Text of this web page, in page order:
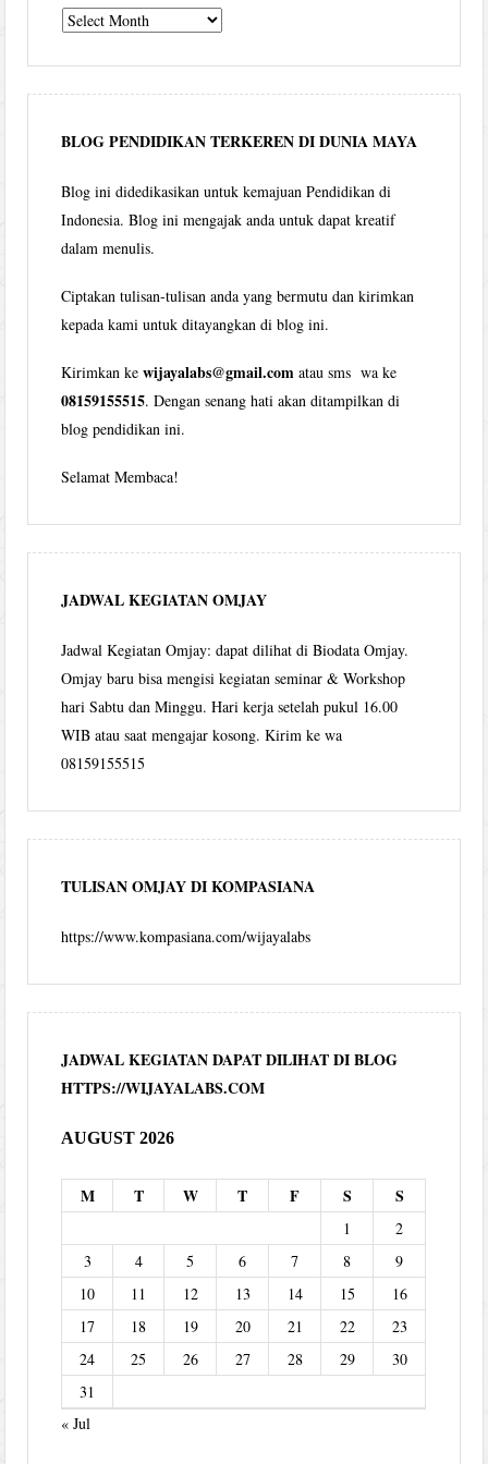
Tulisan
per
bulan
BLOG PENDIDIKAN TERKEREN DI DUNIA MAYA
Blog ini didedikasikan untuk kemajuan Pendidikan di
Indonesia. Blog ini mengajak anda untuk dapat kreatif
dalam menulis.
Ciptakan tulisan-tulisan anda yang bermutu dan kirimkan
kepada kami untuk ditayangkan di blog ini.
Kirimkan kewijayalabs@gmail.com atau sms wa ke
08159155515. Dengan senang hati akan ditampilkan di
blog pendidikan ini.
Selamat Membaca!
JADWAL KEGIATAN OMJAY
Jadwal Kegiatan Omjay: dapat dilihat di Biodata Omjay.
Omjay baru bisa mengisi kegiatan seminar & Workshop
hari Sabtu dan Minggu. Hari kerja setelah pukul 16.00
WIB atau saat mengajar kosong. Kirim ke wa
08159155515
TULISAN OMJAY DI KOMPASIANA
https://www.kompasiana.com/wijayalabs
JADWAL KEGIATAN DAPAT DILIHAT DI BLOG
HTTPS://WIJAYALABS.COM
AUGUST 2026
M T W T F S S
1
2
3
4 5 6 7 8
9
10
11 12 13 14 15
16
17
18 19 20 21 22
23
24
25 26 27 28 29
30
31
« Jul